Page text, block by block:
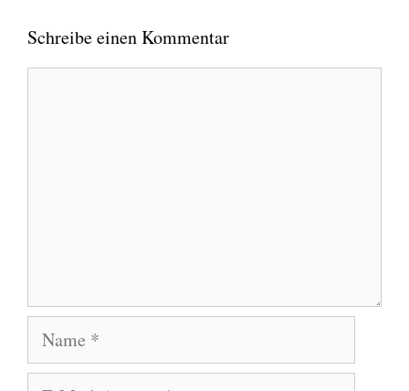
Schreibe einen Kommentar